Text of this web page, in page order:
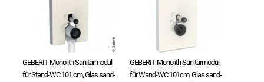
GEBERIT Monolith Sanitärmodul
für Stand-WC 101 cm, Glas sand-
GEBERIT Monolith Sanitärmodul
für Wand-WC 101cm, Glas sand-